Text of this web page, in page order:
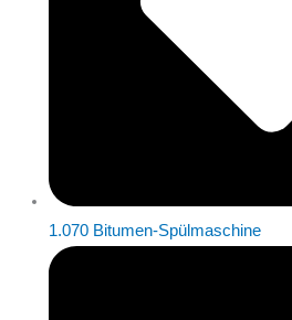
1.070 Bitumen-Spülmaschine